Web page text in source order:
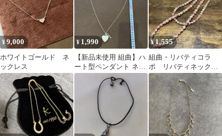
¥9,000
ホワイトゴールド ネ
ックレス
¥ 1,990
【新品未使用 組曲】ハ
ート型ペンダント ネッ
クレス
¥1,555
組曲・リバティコラ
ボ リバティネックレ
ス